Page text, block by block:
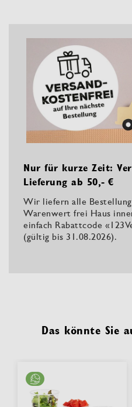
Nur für kurze Zeit:
Lieferung ab 50,- €
Wir liefern alle
Warenwert frei Haus
einfach Rabattcode
(gültig bis 31.08.2026).
Das könnte Sie